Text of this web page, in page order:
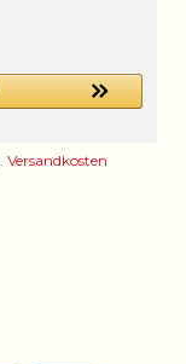
Versandkosten